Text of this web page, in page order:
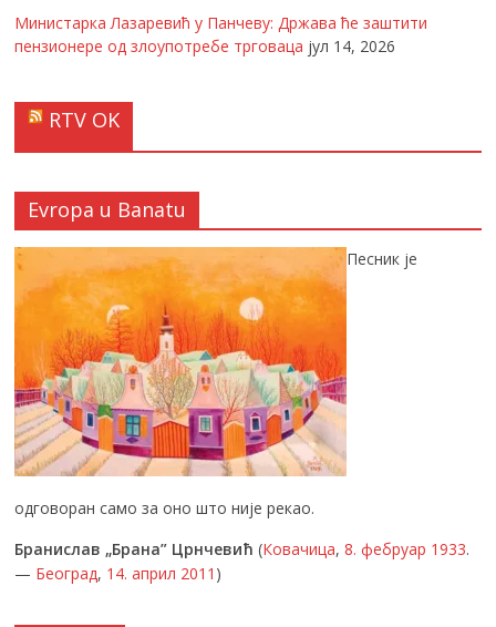
Министарка Лазаревић у Панчеву: Држава ће заштити
пензионере од злоупотребе трговаца јул 14, 2026
RTV OK
Evropa u Banatu
Песник је
одговоран само за оно што није рекао.
Бранислав „Брана” Црнчевић (Ковачица,8. фебруар 1933.
— Београд, 14. април 2011 )